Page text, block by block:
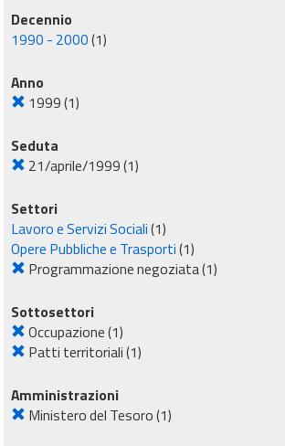
Decennio
1990 - 2000(1)
Anno
1999(1)
Seduta
21/aprile/1999(1)
Settori
Lavoro e Servizi Sociali(1)
Opere Pubbliche e Trasporti(1)
Programmazione negoziata(1)
Sottosettori
Occupazione(1)
Patti territoriali(1)
Amministrazioni
Ministero del Tesoro(1)